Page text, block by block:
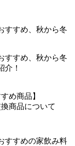
すすめ、秋から冬
すすめ、秋から冬
介！
め商品】
商品について
すすめの家飲み料